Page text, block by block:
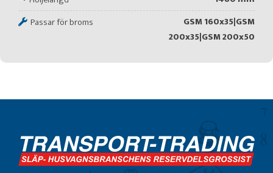
Passar för broms
GSM 160x35|GSM
200x35|GSM 200x50